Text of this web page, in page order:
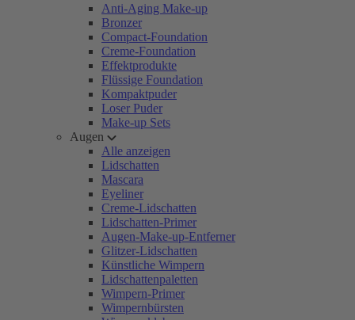
Anti-Aging Make-up
Bronzer
Compact-Foundation
Creme-Foundation
Effektprodukte
Flüssige Foundation
Kompaktpuder
Loser Puder
Make-up Sets
Augen
Alle anzeigen
Lidschatten
Mascara
Eyeliner
Creme-Lidschatten
Lidschatten-Primer
Augen-Make-up-Entferner
Glitzer-Lidschatten
Künstliche Wimpern
Lidschattenpaletten
Wimpern-Primer
Wimpernbürsten